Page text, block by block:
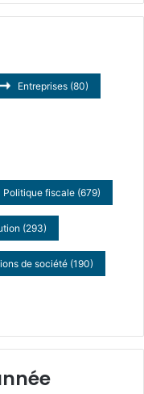
Entreprises (80)
Politique fiscale (679)
(293)
de société (190)